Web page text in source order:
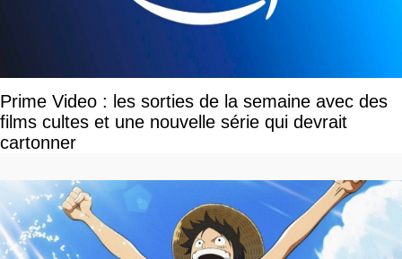
Prime Video : les sorties de la semaine avec des
films cultes et une nouvelle série qui devrait
cartonner